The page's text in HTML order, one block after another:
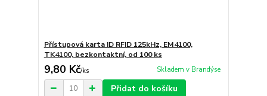
Přístupová karta ID RFID 125kHz, EM4100,
TK4100, bezkontaktní, od 100 ks
9,80 Kč/ks Skladem v Brandýse
Přidat do košíku